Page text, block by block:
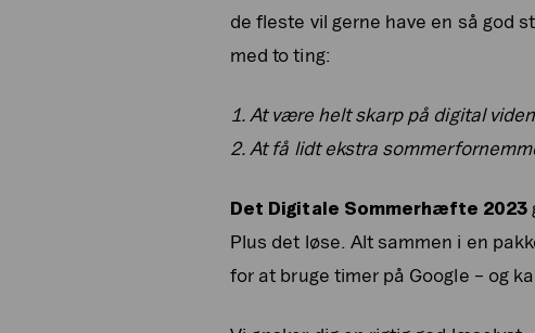
de fleste vil gerne have en så god
med to ting:
1. At være helt skarp på digital
2. At få lidt ekstra
Det Digitale Sommerhæfte 2023
Plus det løse. Alt sammen i en
for at bruge timer på Google – og